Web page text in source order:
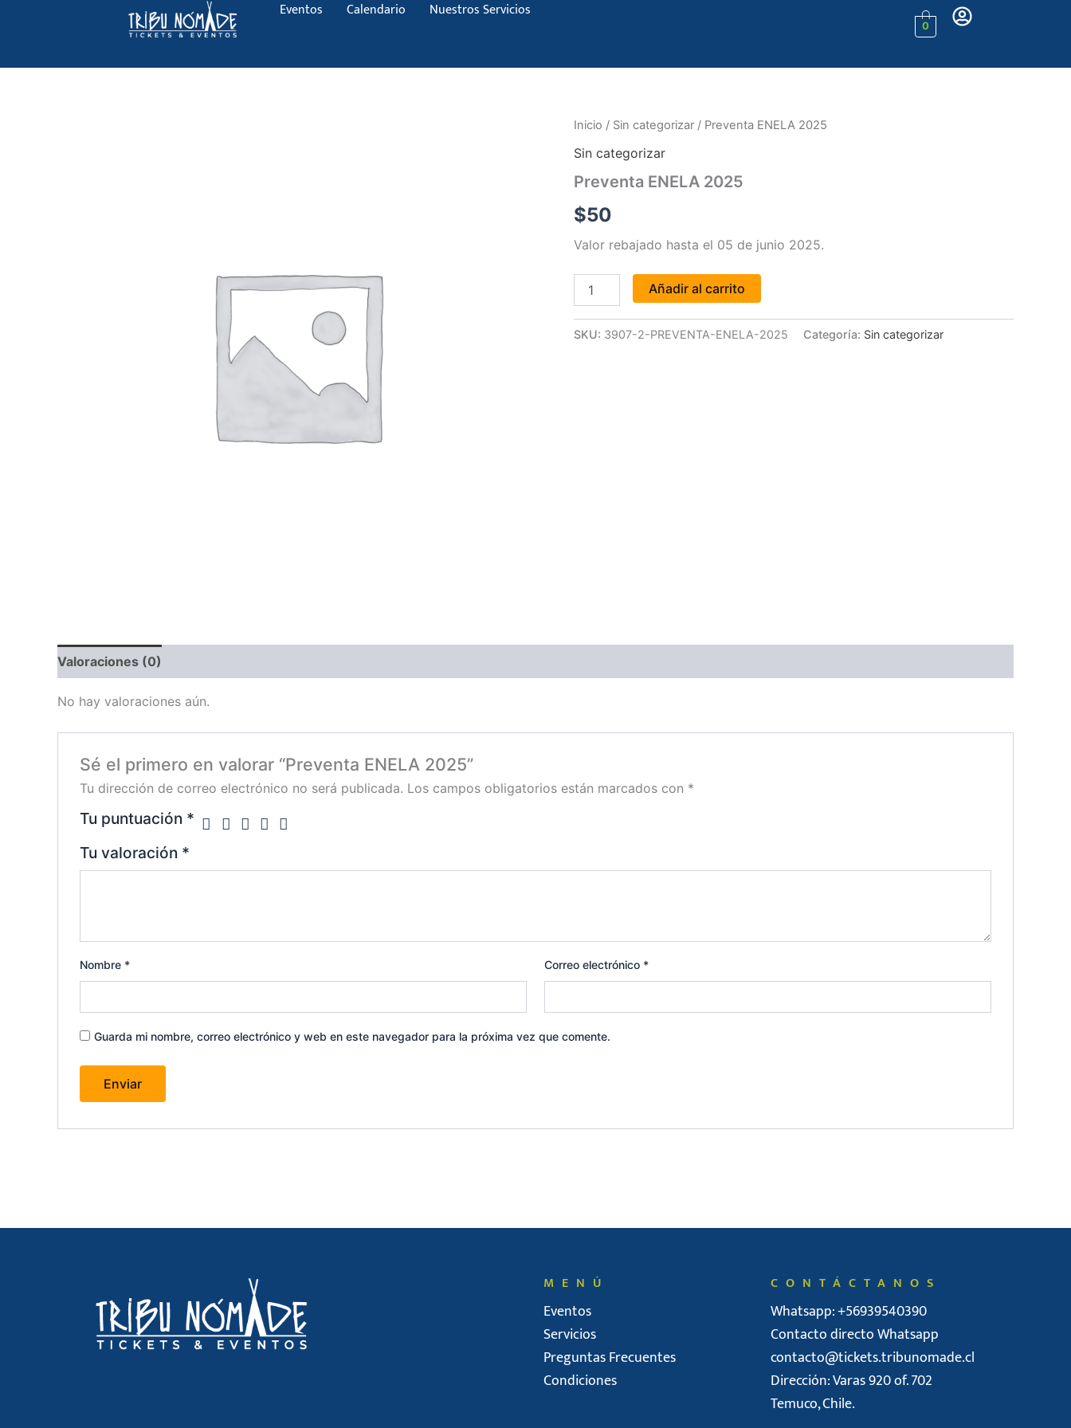
Eventos Calendario Nuestros Servicios
0
Inicio / Sin categorizar / Preventa ENELA 2025
Sin categorizar
Preventa ENELA 2025
$50
Valor rebajado hasta el 05 de junio 2025.
Preventa
2025
Añadir al carrito
SKU: 3907-2-PREVENTA-ENELA-2025 Categoría: Sin categorizar
Valoraciones (0)
No hay valoraciones aún.
Sé el primero en valorar “Preventa ENELA 2025”
Tu dirección de correo electrónico no será publicada. Los campos obligatorios están marcados con *
Tu puntuación *
Tu valoración *
Nombre * Correo electrónico *
Guarda mi nombre, correo electrónico y web en este navegador para la próxima vez que comente.
MENÚ
Eventos
Servicios
Preguntas Frecuentes
Condiciones
CONTÁCTANOS
Whatsapp: +56939540390
Contacto directo Whatsapp
contacto@tickets.tribunomade.cl
Dirección: Varas 920 of. 702
Temuco, Chile.